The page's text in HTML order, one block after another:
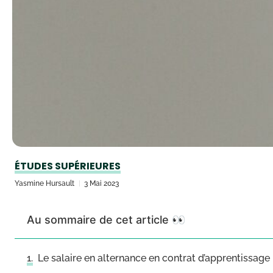
ÉTUDES SUPÉRIEURES
Yasmine Hursault 3 Mai 2023
Au sommaire de cet article 👀
Le salaire en alternance en contrat d’apprentissage